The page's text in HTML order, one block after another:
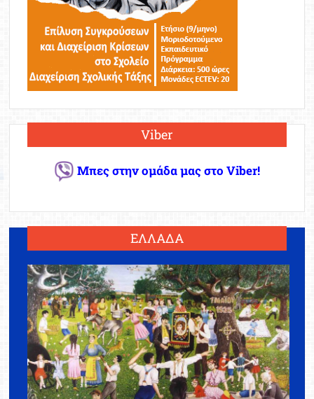
Viber
Μπες στην ομάδα μας στο Viber!
ΕΛΛΑΔΑ